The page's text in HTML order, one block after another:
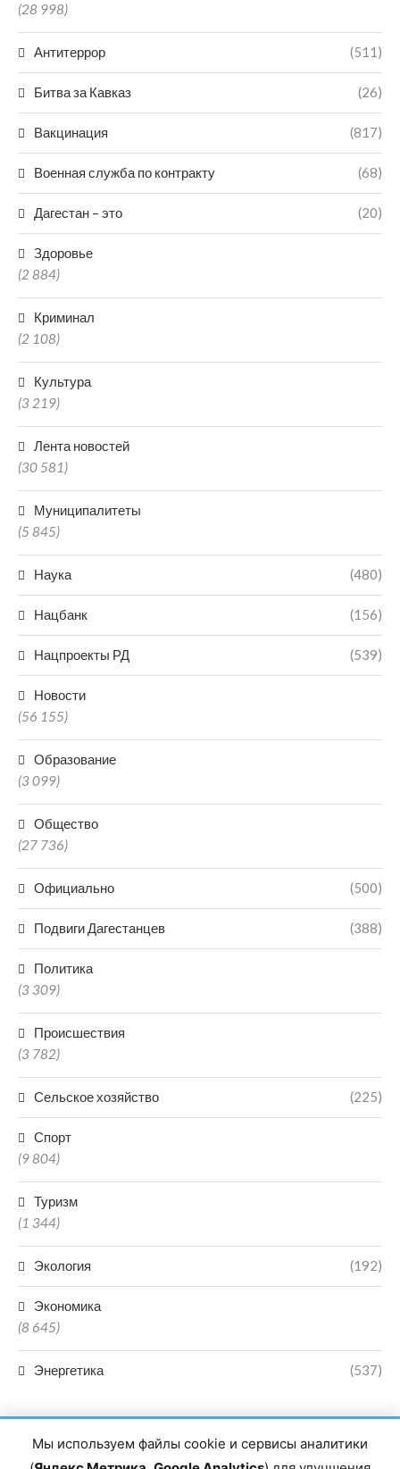
(28 998)
Антитеррор (511)
Битва за Кавказ (26)
Вакцинация (817)
Военная служба по контракту (68)
Дагестан – это (20)
Здоровье
(2 884)
Криминал
(2 108)
Культура
(3 219)
Лента новостей
(30 581)
Муниципалитеты
(5 845)
Наука (480)
Нацбанк (156)
Нацпроекты РД (539)
Новости
(56 155)
Образование
(3 099)
Общество
(27 736)
Официально (500)
Подвиги Дагестанцев (388)
Политика
(3 309)
Происшествия
(3 782)
Сельское хозяйство (225)
Спорт
(9 804)
Туризм
(1 344)
Экология (192)
Экономика
(8 645)
Энергетика (537)
Мы используем файлы cookie и сервисы аналитики